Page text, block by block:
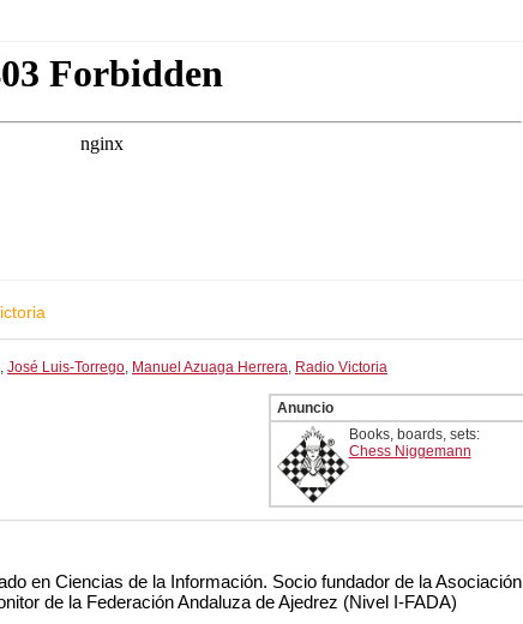
, José Luis-Torrego, Manuel Azuaga Herrera, Radio Victoria
Anuncio
Books, boards, sets:
Chess Niggemann
en Ciencias de la Información. Socio fundador de la Asociación
de la Federación Andaluza de Ajedrez (Nivel I-FADA)